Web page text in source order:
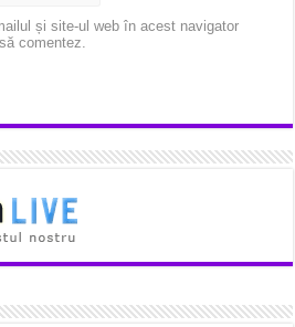
și site-ul web în acest navigator
comentez.